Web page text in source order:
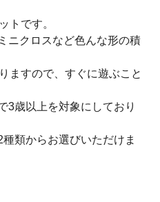
トです。
ニクロスなど色んな形の積
ますので、すぐに遊ぶこと
3歳以上を対象にしており
種類からお選びいただけま